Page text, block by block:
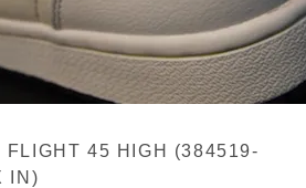
FLIGHT 45 HIGH (384519-
IN)